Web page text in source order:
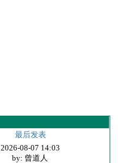
最后发表
2026-08-07 14:03
by: 曾道人